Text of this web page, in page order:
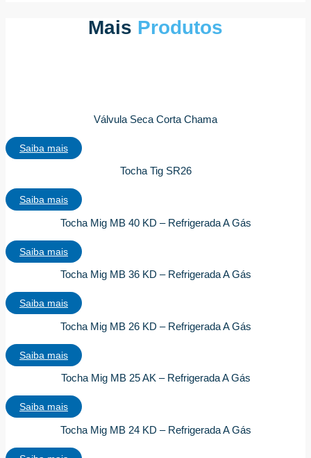
Mais Produtos
Válvula Seca Corta Chama
Saiba mais
Tocha Tig SR26
Saiba mais
Tocha Mig MB 40 KD – Refrigerada A Gás
Saiba mais
Tocha Mig MB 36 KD – Refrigerada A Gás
Saiba mais
Tocha Mig MB 26 KD – Refrigerada A Gás
Saiba mais
Tocha Mig MB 25 AK – Refrigerada A Gás
Saiba mais
Tocha Mig MB 24 KD – Refrigerada A Gás